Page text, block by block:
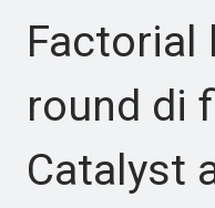
Factorial
round di
Catalyst